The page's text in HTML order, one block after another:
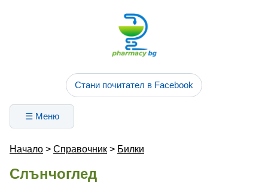
Стани почитател в Facebook
☰ Меню
Начало > Справочник > Билки
Слънчоглед